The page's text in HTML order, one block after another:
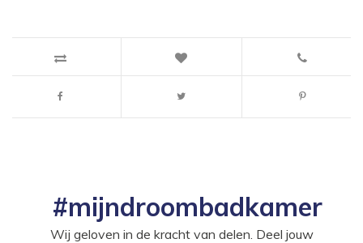
#mijndroombadkamer
Wij geloven in de kracht van delen. Deel jouw